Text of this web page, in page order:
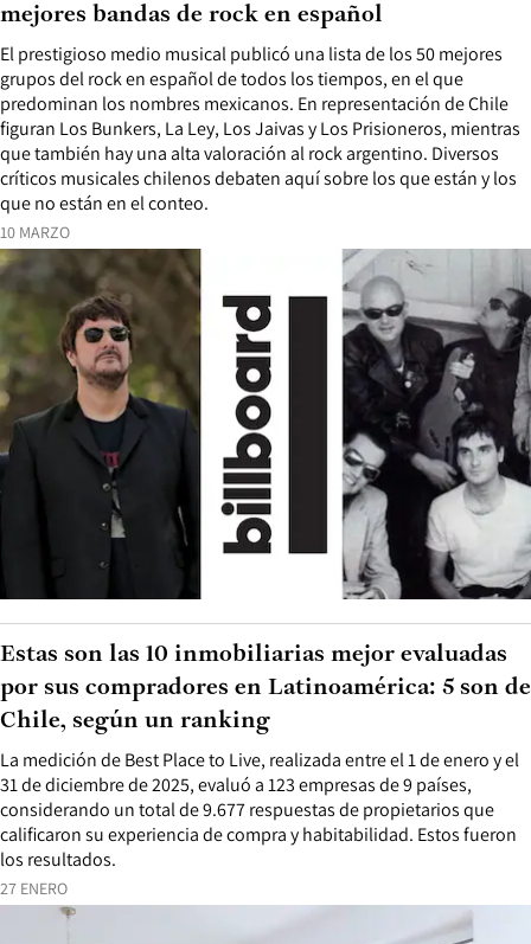
10 MARZO
El prestigioso medio musical publicó una lista de los 50 mejores
grupos del rock en español de todos los tiempos, en el que
predominan los nombres mexicanos. En representación de Chile
figuran Los Bunkers, La Ley, Los Jaivas y Los Prisioneros, mientras
que también hay una alta valoración al rock argentino. Diversos
críticos musicales chilenos debaten aquí sobre los que están y los
que no están en el conteo.
mejores bandas de rock en español
27 ENERO
La medición de Best Place to Live, realizada entre el 1 de enero y el
31 de diciembre de 2025, evaluó a 123 empresas de 9 países,
considerando un total de 9.677 respuestas de propietarios que
calificaron su experiencia de compra y habitabilidad. Estos fueron
los resultados.
Estas son las 10 inmobiliarias mejor evaluadas
por sus compradores en Latinoamérica: 5 son de
Chile, según un ranking